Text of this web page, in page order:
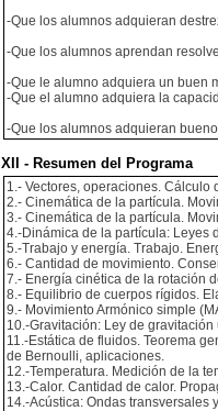
-Que los alumnos adquieran
-Que los alumnos aprendan
-Que le alumno adquiera un buen
-Que el alumno adquiera la
-Que los alumnos adquieran
XII - Resumen del Programa
1.- Vectores, operaciones.
2.- Cinemática de la partícula.
3.- Cinemática de la partícula.
4.-Dinámica de la partícula: Leyes
5.-Trabajo y energía. Trabajo.
6.- Cantidad de movimiento.
7.- Energía cinética de la rotación
8.- Equilibrio de cuerpos rígidos.
9.- Movimiento Armónico simple
10.-Gravitación: Ley de
11.-Estática de fluidos. Teorema
de Bernoulli, aplicaciones.
12.-Temperatura. Medición de la
13.-Calor. Cantidad de calor.
14.-Acústica: Ondas